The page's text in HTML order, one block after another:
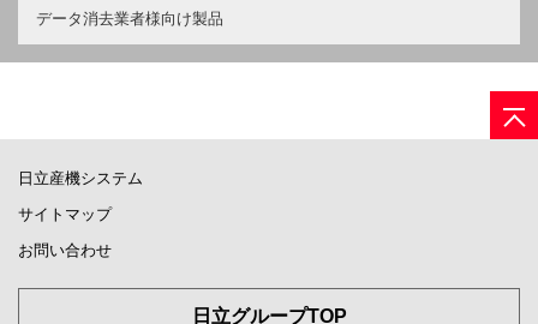
データ消去業者様向け製品
日立産機システム
サイトマップ
お問い合わせ
日立グループTOP